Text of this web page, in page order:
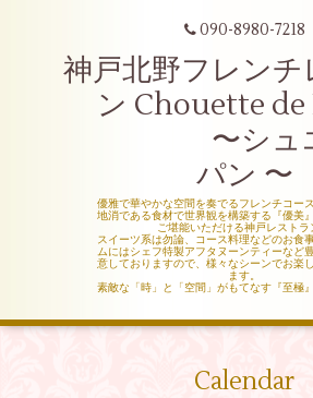
090-8980-7218
神戸北野フレンチ
ン Chouette
〜シュエ
パン 〜
優雅で華やかな空間を奏でるフレンチコー
地消である食材で世界観を構築する『優美
ご堪能いただける神戸レストラ
スイーツ系は勿論、コース料理などのお食
ムにはシェフ特製アフタヌーンティーなど
意しておりますので、様々なシーンでお楽
ます。
素敵な「時」と「空間」がもてなす『至極
Calendar